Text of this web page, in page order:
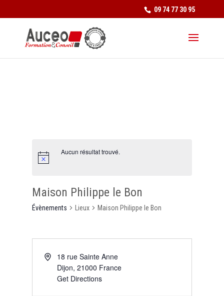
09 74 77 30 95
Aucun résultat trouvé.
Maison Philippe le Bon
Évènements Lieux Maison Philippe le Bon
18 rue Sainte Anne
Dijon, 21000 France
Get Directions